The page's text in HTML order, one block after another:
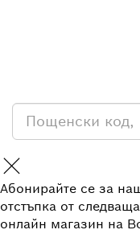
Абонирайте се за
отстъпка от
онлайн магазин на